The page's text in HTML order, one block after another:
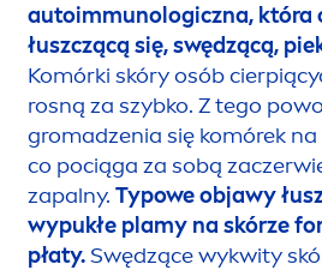
autoimmunologiczna, która
łuszczącą się, swędzącą,
Komórki skóry osób
rosną za szybko. Z tego
gromadzenia się komórek
co pociąga za sobą
zapalny. Typowe objawy
wypukłe plamy na skórze
płaty.Swędzące wykwity